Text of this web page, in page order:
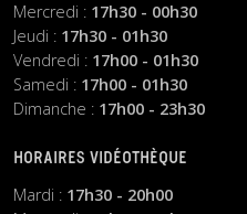
Mercredi : 17h30 - 00h30
Jeudi : 17h30 - 01h30
Vendredi : 17h00 - 01h30
Samedi : 17h00 - 01h30
Dimanche : 17h00 - 23h30
HORAIRES VIDÉOTHÈQUE
Mardi : 17h30 - 20h00